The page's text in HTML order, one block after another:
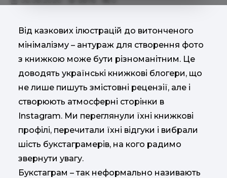
Від казкових ілюстрацій до витонченого
мінімалізму – антураж для створення фото
з книжкою може бути різноманітним. Це
доводять українські книжкові блогери, що
не лише пишуть змістовні рецензії, але і
створюють атмосферні сторінки в
Instagram. Ми переглянули їхні книжкові
профілі, перечитали їхні відгуки і вибрали
шість букстаграмерів, на кого радимо
звернути увагу.
Букстаграм – так неформально називають